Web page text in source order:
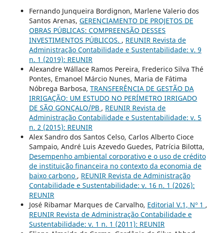
Fernando Junqueira Bordignon, Marlene Valerio dos
Santos Arenas, GERENCIAMENTO DE PROJETOS DE
OBRAS PÚBLICAS: COMPREENSÃO DESSES
INVESTIMENTOS PÚBLICOS. , REUNIR Revista de
Administração Contabilidade e Sustentabilidade: v. 9
n. 1 (2019): REUNIR
Alexandre Wállace Ramos Pereira, Frederico Silva Thé
Pontes, Emanoel Márcio Nunes, Maria de Fátima
Nóbrega Barbosa, TRANSFERÊNCIA DE GESTÃO DA
IRRIGAÇÃO: UM ESTUDO NO PERÍMETRO IRRIGADO
DE SÃO GONÇALO/PB , REUNIR Revista de
Administração Contabilidade e Sustentabilidade: v. 5
n. 2 (2015): REUNIR
Alex Sandro dos Santos Celso, Carlos Alberto Cioce
Sampaio, André Luis Azevedo Guedes, Patrícia Bilotta,
Desempenho ambiental corporativo e o uso de crédito
de instituição financeira no contexto da economia de
baixo carbono , REUNIR Revista de Administração
Contabilidade e Sustentabilidade: v. 16 n. 1 (2026):
REUNIR
José Ribamar Marques de Carvalho, Editorial V.1, Nº 1 ,
REUNIR Revista de Administração Contabilidade e
Sustentabilidade: v. 1 n. 1 (2011): REUNIR